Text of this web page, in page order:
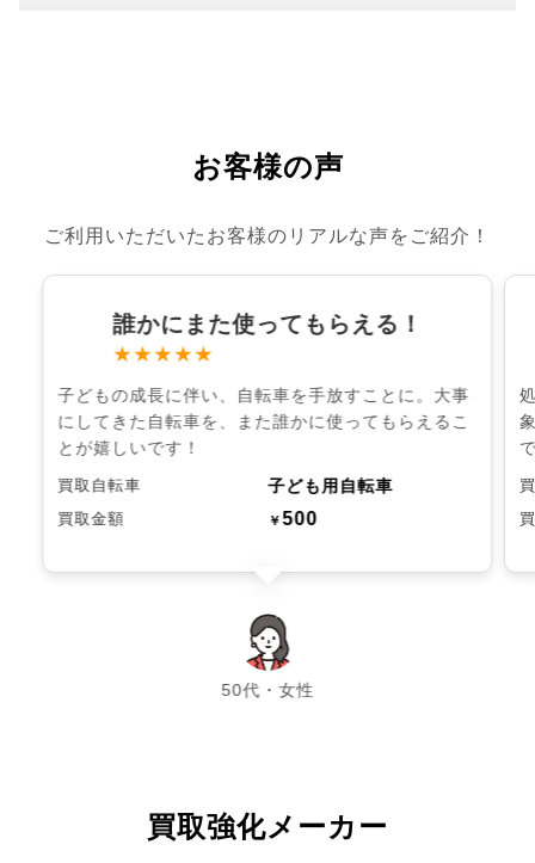
お客様の声
ご利用いただいたお客様のリアルな声をご紹介！
誰かにまた使ってもらえる！
★★★★★
子どもの成長に伴い、自転車を手放すことに。大事
にしてきた自転車を、また誰かに使ってもらえるこ
とが嬉しいです！
買取自転車 子ども用自転車
買取金額 ￥500
50代・女性
chevron_left chevron_right
買取強化メーカー